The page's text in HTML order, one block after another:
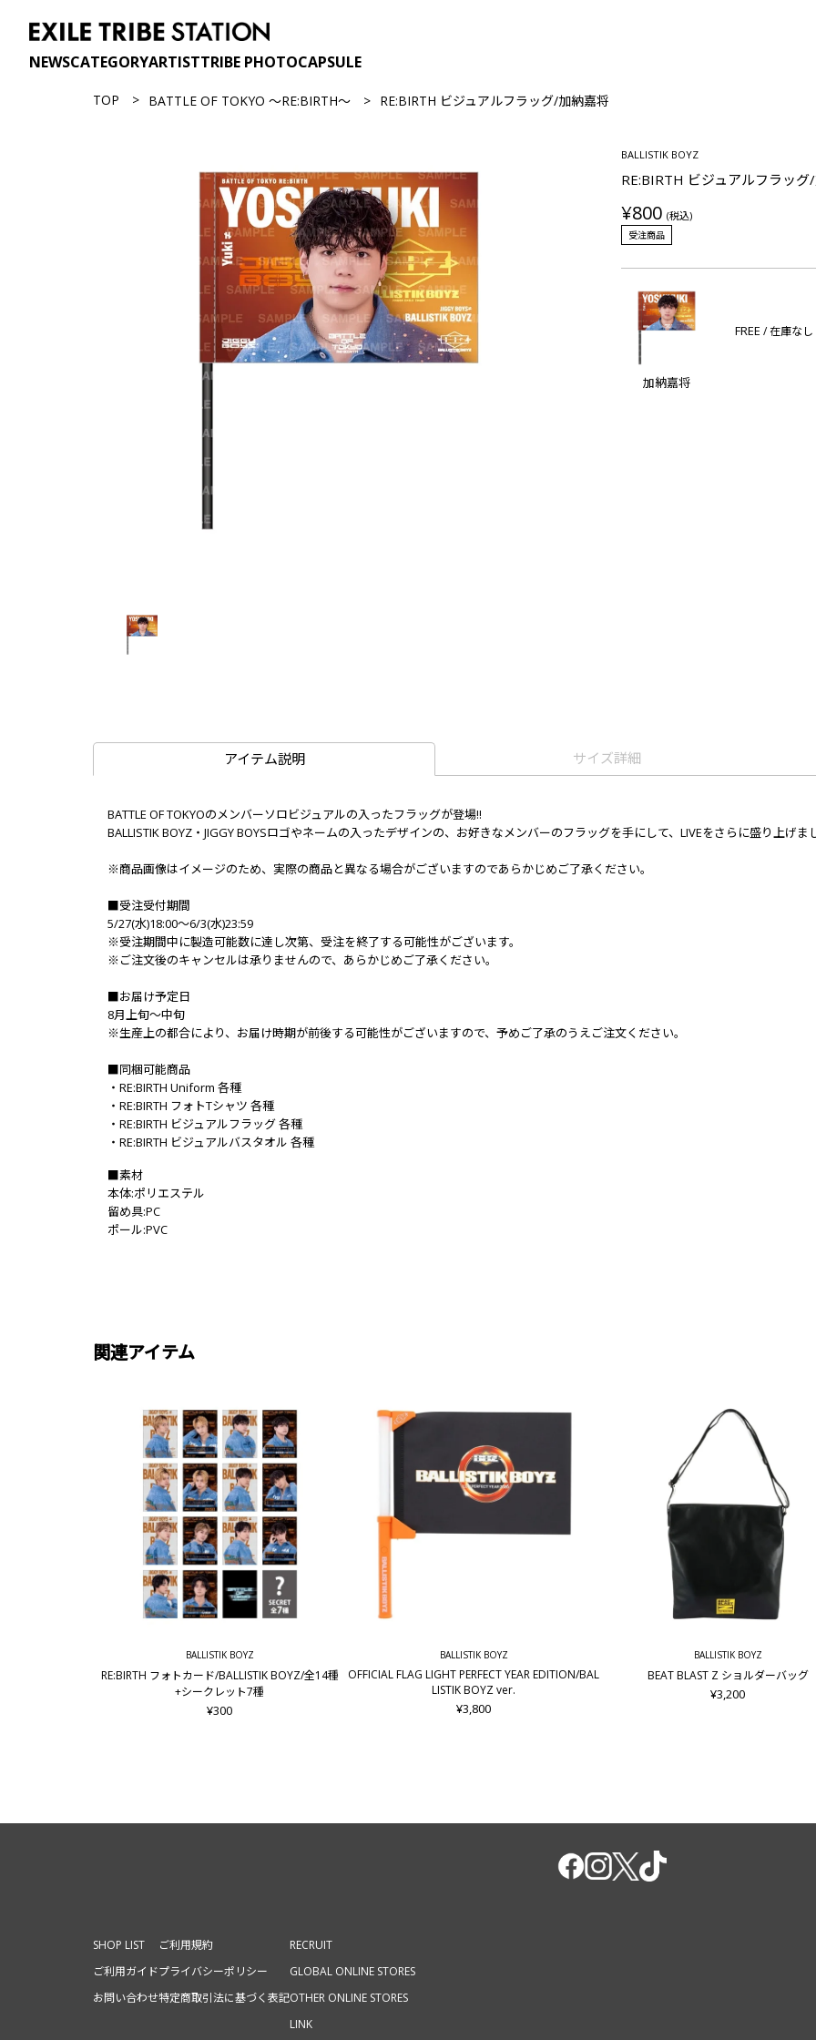
NEWSCATEGORYARTISTTRIBE PHOTOCAPSULE
TOP BATTLE OF TOKYO ～RE:BIRTH～ RE:BIRTH ビジュアルフラッグ/加納嘉将
BALLISTIK BOYZ
RE:BIRTH ビジュアルフラッグ
¥800 (税込)
受注商品
加納嘉将
FREE / 在庫なし
アイテム説明 サイズ詳細
BATTLE OF TOKYOのメンバーソロビジュアルの入ったフラッグが登場!!
BALLISTIK BOYZ・JIGGY BOYSロゴやネームの入ったデザインの、お好きなメンバーのフラッグを手にして、LIVEをさらに盛り上げま
※商品画像はイメージのため、実際の商品と異なる場合がございますのであらかじめご了承ください。
■受注受付期間
5/27(水)18:00～6/3(水)23:59
※受注期間中に製造可能数に達し次第、受注を終了する可能性がございます。
※ご注文後のキャンセルは承りませんので、あらかじめご了承ください。
■お届け予定日
8月上旬～中旬
※生産上の都合により、お届け時期が前後する可能性がございますので、予めご了承のうえご注文ください。
■同梱可能商品
・RE:BIRTH Uniform 各種
・RE:BIRTH フォトTシャツ 各種
・RE:BIRTH ビジュアルフラッグ 各種
・RE:BIRTH ビジュアルバスタオル 各種
■素材
本体:ポリエステル
留め具:PC
ポール:PVC
関連アイテム
BALLISTIK BOYZ
RE:BIRTH フォトカード/BALLISTIK BOYZ/全14種
+シークレット7種
¥300
BALLISTIK BOYZ
OFFICIAL FLAG LIGHT PERFECT YEAR EDITION/BAL
LISTIK BOYZ ver.
¥3,800
BALLISTIK BOYZ
BEAT BLAST Z ショルダーバッグ
¥3,200
SHOP LIST
ご利用ガイド
お問い合わせ
ご利用規約
プライバシーポリシー
特定商取引法に基づく表記
RECRUIT
GLOBAL ONLINE STORES
OTHER ONLINE STORES
LINK